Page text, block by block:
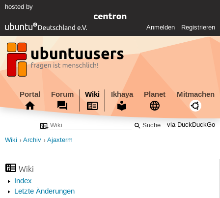
hosted by
Anmelden Registrieren
Portal Forum Wiki Ikhaya Planet Mitmachen
via DuckDuckGo
Wiki Archiv Ajaxterm
Wiki
Index
Letzte Änderungen